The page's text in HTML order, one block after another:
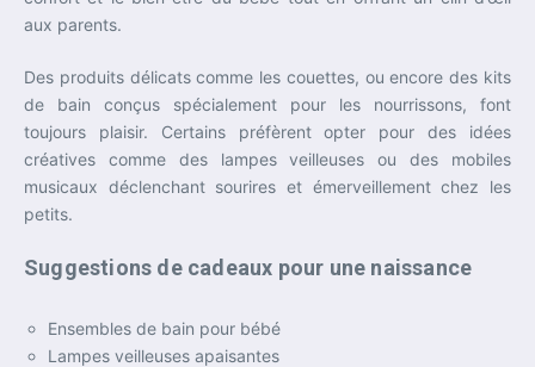
aux parents.
Des produits délicats comme les couettes, ou encore des kits
de bain conçus spécialement pour les nourrissons, font
toujours plaisir. Certains préfèrent opter pour des idées
créatives comme des lampes veilleuses ou des mobiles
musicaux déclenchant sourires et émerveillement chez les
petits.
Suggestions de cadeaux pour une naissance
Ensembles de bain pour bébé
Lampes veilleuses apaisantes